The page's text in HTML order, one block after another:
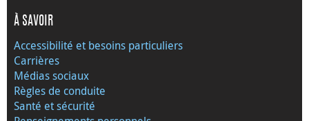
À SAVOIR
Accessibilité et besoins particuliers
Carrières
Médias sociaux
Règles de conduite
Santé et sécurité